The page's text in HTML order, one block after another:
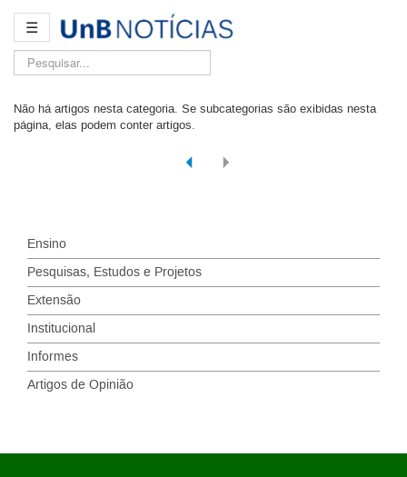
☰
Pesquisar...
Não há artigos nesta categoria. Se subcategorias são exibidas nesta
página, elas podem conter artigos.
Ensino
Pesquisas, Estudos e Projetos
Extensão
Institucional
Informes
Artigos de Opinião